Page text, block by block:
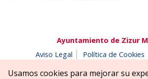
Ayuntamiento de Zizur
Aviso Legal
Política de Cookies
Usamos cookies para mejorar su